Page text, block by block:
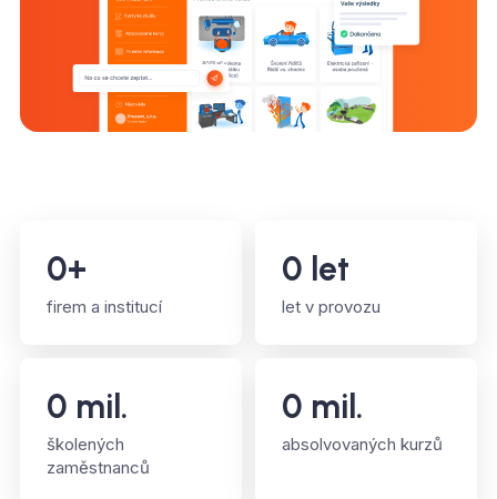
0+
firem a institucí
0 let
let v provozu
0 mil.
školených
zaměstnanců
0 mil.
absolvovaných kurzů